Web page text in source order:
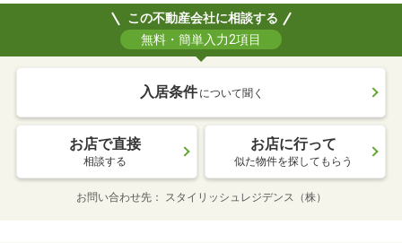
この不動産会社に相談する
無料・簡単入力2項目
入居条件 について聞く
お店で直接
相談する
お店に行って
似た物件を探してもらう
お問い合わせ先 スタイリッシュレジデンス（株）